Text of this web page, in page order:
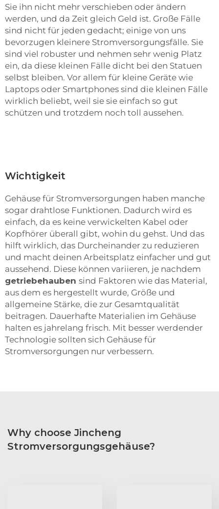
Sie ihn nicht mehr verschieben oder ändern
werden, und da Zeit gleich Geld ist. Große Fälle
sind nicht für jeden gedacht; einige von uns
bevorzugen kleinere Stromversorgungsfälle. Sie
sind viel robuster und nehmen sehr wenig Platz
ein, da diese kleinen Fälle dicht bei den Statuen
selbst bleiben. Vor allem für kleine Geräte wie
Laptops oder Smartphones sind die kleinen Fälle
wirklich beliebt, weil sie sie einfach so gut
schützen und trotzdem noch toll aussehen.
Wichtigkeit
Gehäuse für Stromversorgungen haben manche
sogar drahtlose Funktionen. Dadurch wird es
einfach, da es keine verwickelten Kabel oder
Kopfhörer überall gibt, wohin du gehst. Und das
hilft wirklich, das Durcheinander zu reduzieren
und macht deinen Arbeitsplatz einfacher und gut
aussehend. Diese können variieren, je nachdem
getriebehauben sind Faktoren wie das Material,
aus dem es hergestellt wurde, Größe und
allgemeine Stärke, die zur Gesamtqualität
beitragen. Dauerhafte Materialien im Gehäuse
halten es jahrelang frisch. Mit besser werdender
Technologie sollten sich Gehäuse für
Stromversorgungen nur verbessern.
Why choose Jincheng
Stromversorgungsgehäuse?